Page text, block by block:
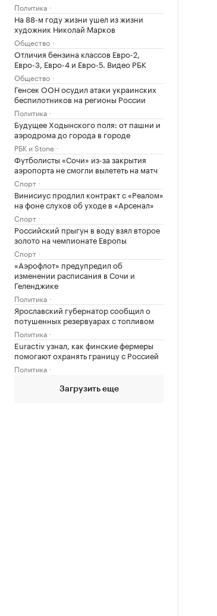
Политика
На 88-м году жизни ушел из жизни
художник Николай Марков
Общество
Отличия бензина классов Евро-2,
Евро-3, Евро-4 и Евро-5. Видео РБК
Общество
Генсек ООН осудил атаки украинских
беспилотников на регионы России
Политика
Будущее Ходынского поля: от пашни и
аэродрома до города в городе
РБК и Stone
Футболисты «Сочи» из-за закрытия
аэропорта не смогли вылететь на матч
Спорт
Винисиус продлил контракт с «Реалом»
на фоне слухов об уходе в «Арсенал»
Спорт
Российский прыгун в воду взял второе
золото на чемпионате Европы
Спорт
«Аэрофлот» предупредил об
изменении расписания в Сочи и
Геленджике
Политика
Ярославский губернатор сообщил о
потушенных резервуарах с топливом
Политика
Euractiv узнал, как финские фермеры
помогают охранять границу с Россией
Политика
Загрузить еще